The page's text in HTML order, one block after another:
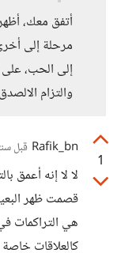
أتفق معك،
مرحلة إلى
إلى الحب، على
والتزام
1
Rafik_bn قبل
لا لا إنه أعمق
قصمت ظهر
هي التراكمات
كالعلاقات